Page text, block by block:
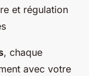
et régulation
, chaque
avec votre